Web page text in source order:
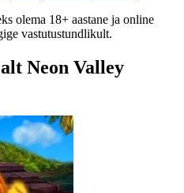
olema 18+ aastane ja online
vastutustundlikult.
Neon Valley